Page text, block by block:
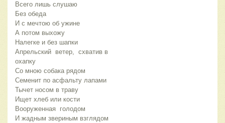
Всего лишь слушаю
Без обеда
И с мечтою об ужине
А потом выхожу
Налегке и без шапки
Апрельский ветер, схватив в
охапку
Со мною собака рядом
Семенит по асфальту лапами
Тычет носом в траву
Ищет хлеб или кости
Вооруженная голодом
И жадным звериным взглядом